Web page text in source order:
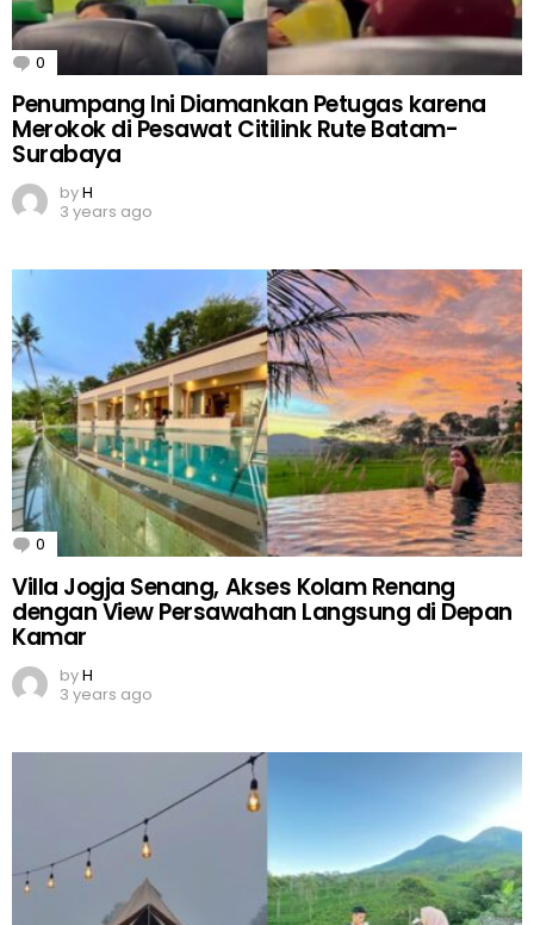
0 Comments
Penumpang Ini Diamankan Petugas karena
Merokok di Pesawat Citilink Rute Batam-
Surabaya
byH
3 years ago
0 Comments
Villa Jogja Senang, Akses Kolam Renang
dengan View Persawahan Langsung di Depan
Kamar
byH
3 years ago